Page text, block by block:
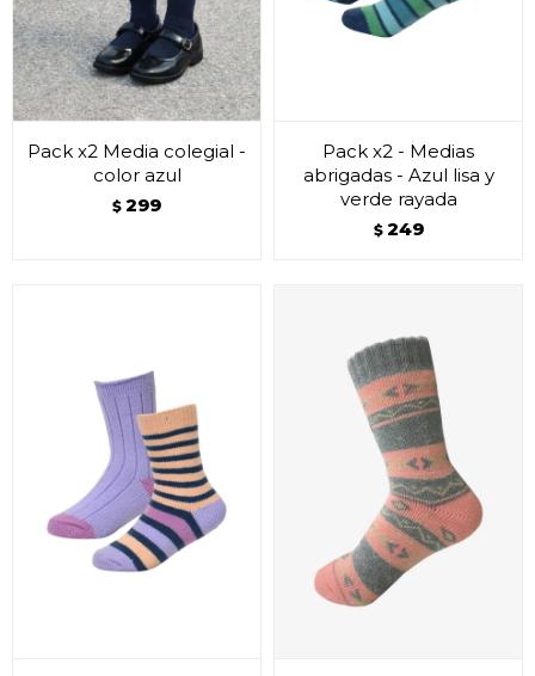
Pack x2 Media colegial -
color azul
$ 299
Pack x2 - Medias
abrigadas - Azul lisa y
verde rayada
$ 249